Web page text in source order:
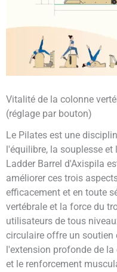
Vitalité de la colonne
(réglage par bouton)
Le Pilates est une
l'équilibre, la souplesse
Ladder Barrel d'Axispila
améliorer ces trois
efficacement et en toute
vertébrale et la force du
utilisateurs de tous
circulaire offre un
l'extension profonde de
et le renforcement